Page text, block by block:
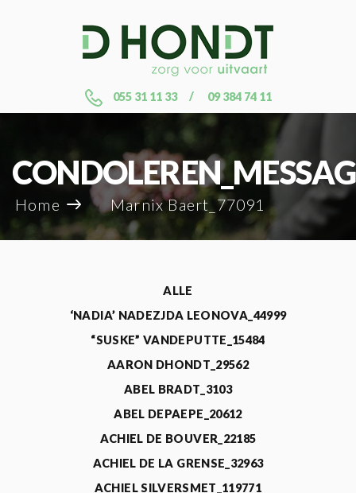
055 31 11 33 09 384 74 11
Home Marnix Baert_77091
ALLE
‘NADIA’ NADEZJDA LEONOVA_44999
“SUSKE” VANDEPUTTE_15484
AARON DHONDT_29562
ABEL BRADT_3103
ABEL DEPAEPE_20612
ACHIEL DE BOUVER_22185
ACHIEL DE LA GRENSE_32963
ACHIEL SILVERSMET_119771